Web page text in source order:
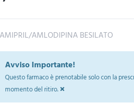
AMLODIPINA BESILATO
Avviso Importante!
Questo farmaco è prenotabile solo con la
momento del ritiro.×